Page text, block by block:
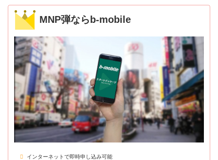
MNP弾ならb-mobile
インターネットで即時申し込み可能